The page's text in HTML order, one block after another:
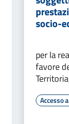
socio-
per la
favore
Accesso